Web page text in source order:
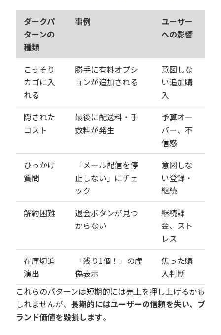
ダークパ
ターンの
種類
事例
ユーザー
への影響
こっそり
カゴに入
れる
勝手に有料オプシ
ョンが追加される
意図しな
い追加購
入
隠された
コスト
最後に配送料・手
数料が発生
予算オー
バー、不
信感
ひっかけ
質問
「メール配信を停
止しない」にチェ
ック
意図しな
い登録・
継続
解約困難
退会ボタンが見つ
からない
継続課
金、スト
レス
在庫切迫
演出
「残り1個！」の虚
偽表示
焦った購
入判断
これらのパターンは短期的には売上を押し上げるかも
しれませんが、 長期的にはユーザーの信頼を失い、ブ
ランド価値を毀損します。